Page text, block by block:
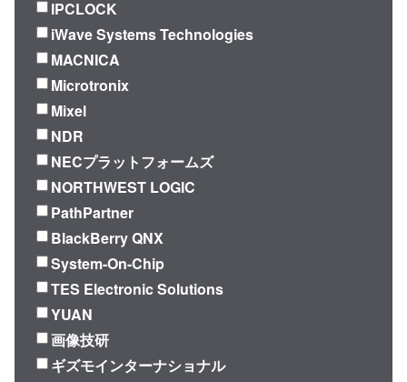
IPCLOCK
iWave Systems Technologies
MACNICA
Microtronix
Mixel
NDR
NECプラットフォームズ
NORTHWEST LOGIC
PathPartner
BlackBerry QNX
System-On-Chip
TES Electronic Solutions
YUAN
画像技研
ギズモインターナショナル